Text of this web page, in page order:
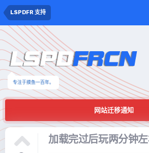
LSPDFR 支持
专注于摸鱼一百年。
网站迁移通知
加载完过后玩两分钟